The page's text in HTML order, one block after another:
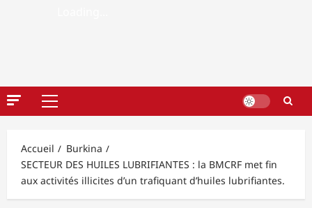
Menu
Accueil
Burkina
SECTEUR DES HUILES LUBRIFIANTES : la BMCRF met fin
aux activités illicites d’un trafiquant d’huiles lubrifiantes.